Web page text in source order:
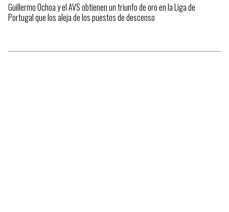
Guillermo Ochoa y el AVS obtienen un triunfo de oro en la Liga de
Portugal que los aleja de los puestos de descenso